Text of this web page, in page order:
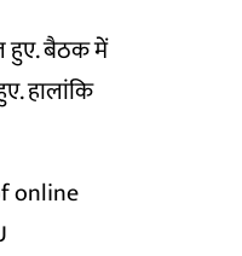
हुए. बैठक में
हालांकि
online